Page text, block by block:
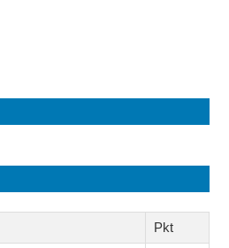
Pkt